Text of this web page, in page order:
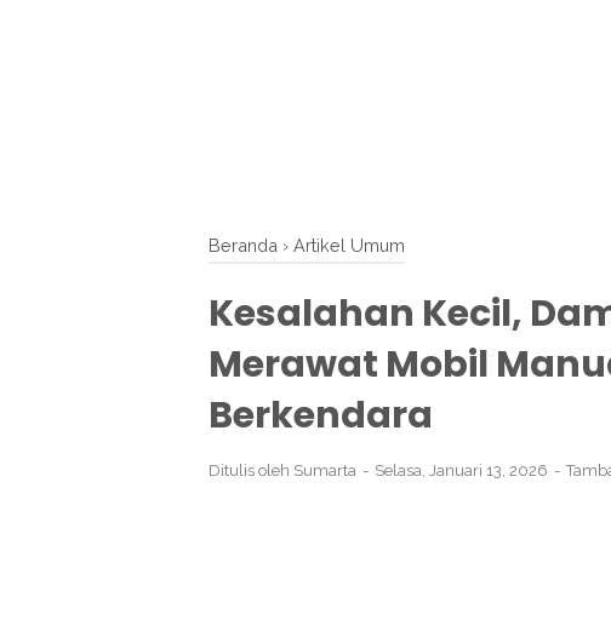
Beranda › Artikel Umum
Kesalahan Kecil,
Merawat Mobil
Berkendara
Ditulis oleh Sumarta Selasa, Januari 13, 2026